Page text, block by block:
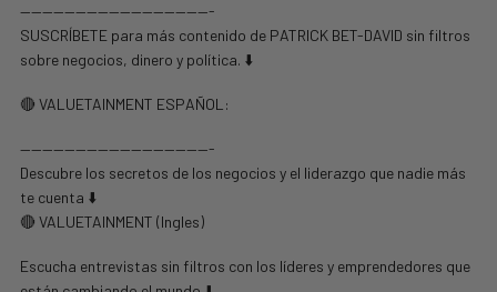
—————————————————-
SUSCRÍBETE para más contenido de PATRICK BET-DAVID sin filtros
sobre negocios, dinero y política. ⬇️
🔴 VALUETAINMENT ESPAÑOL:
—————————————————-
Descubre los secretos de los negocios y el liderazgo que nadie más
te cuenta ⬇️
🔴 VALUETAINMENT (Ingles)
Escucha entrevistas sin filtros con los líderes y emprendedores que